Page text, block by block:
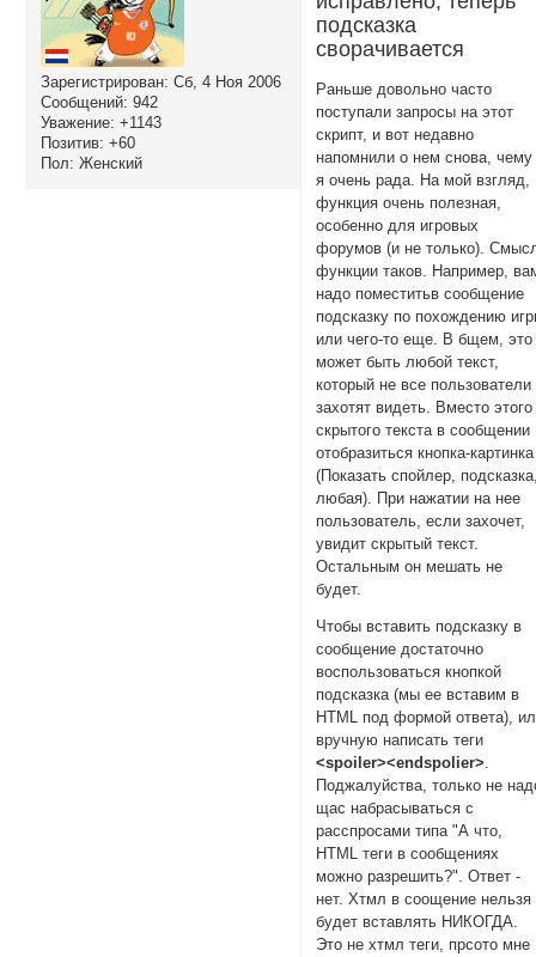
Зарегистрирован: Сб, 4 Ноя 2006
Сообщений: 942
Уважение: +1143
Позитив: +60
Пол: Женский
подсказка
сворачивается
Раньше довольно часто
поступали запросы на этот
скрипт, и вот недавно
напомнили о нем снова, чему
я очень рада. На мой взгляд,
функция очень полезная,
особенно для игровых
форумов (и не только).
функции таков. Например,
надо поместитьв сообщение
подсказку по похождению
или чего-то еще. В бщем, это
может быть любой текст,
который не все пользователи
захотят видеть. Вместо этого
скрытого текста в сообщении
отобразиться кнопка-картинка
(Показать спойлер,
любая). При нажатии на нее
пользователь, если захочет,
увидит скрытый текст.
Остальным он мешать не
будет.
Чтобы вставить подсказку в
сообщение достаточно
воспользоваться кнопкой
подсказка (мы ее вставим в
HTML под формой ответа),
вручную написать теги
<spoiler><endspolier>.
Поджалуйства, только не
щас набрасываться с
расспросами типа "А что,
HTML теги в сообщениях
можно разрешить?". Ответ -
нет. Хтмл в соощение нельзя
будет вставлять НИКОГДА.
Это не хтмл теги, прсото мне